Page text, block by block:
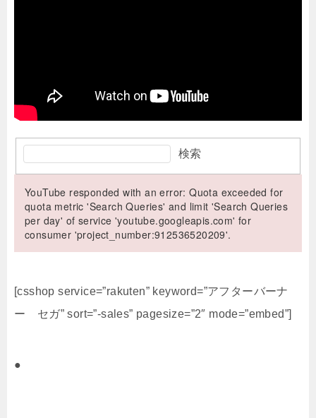
検索
YouTube responded with an error: Quota exceeded for
quota metric 'Search Queries' and limit 'Search Queries
per day' of service 'youtube.googleapis.com' for
consumer 'project_number:912536520209'.
[csshop service=”rakuten” keyword=”アフターバーナ
ー セガ” sort=”-sales” pagesize=”2″ mode=”embed”]
●